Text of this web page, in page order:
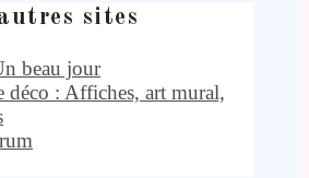
sites
beau jour
déco : Affiches, art mural,